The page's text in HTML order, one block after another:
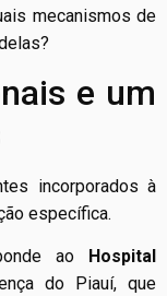
mecanismos de
e um
incorporados à
específica.
ao
Hospital
do Piauí, que